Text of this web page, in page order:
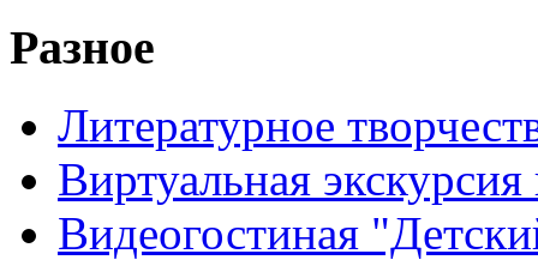
Разное
Литературное
Виртуальная
Видеогостиная